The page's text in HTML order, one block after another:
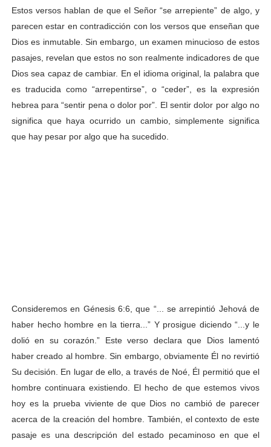
Estos versos hablan de que el Señor “se arrepiente” de algo, y
parecen estar en contradicción con los versos que enseñan que
Dios es inmutable. Sin embargo, un examen minucioso de estos
pasajes, revelan que estos no son realmente indicadores de que
Dios sea capaz de cambiar. En el idioma original, la palabra que
es traducida como “arrepentirse”, o “ceder”, es la expresión
hebrea para “sentir pena o dolor por”. El sentir dolor por algo no
significa que haya ocurrido un cambio, simplemente significa
que hay pesar por algo que ha sucedido.
Consideremos en Génesis 6:6, que “... se arrepintió Jehová de
haber hecho hombre en la tierra...” Y prosigue diciendo “...y le
dolió en su corazón.” Este verso declara que Dios lamentó
haber creado al hombre. Sin embargo, obviamente Él no revirtió
Su decisión. En lugar de ello, a través de Noé, Él permitió que el
hombre continuara existiendo. El hecho de que estemos vivos
hoy es la prueba viviente de que Dios no cambió de parecer
acerca de la creación del hombre. También, el contexto de este
pasaje es una descripción del estado pecaminoso en que el